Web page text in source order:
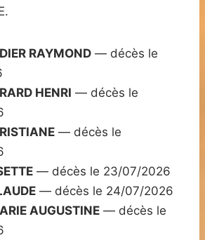
RAYMOND — décès le
HENRI — décès le
— décès le
— décès le 23/07/2026
— décès le 24/07/2026
AUGUSTINE — décès le